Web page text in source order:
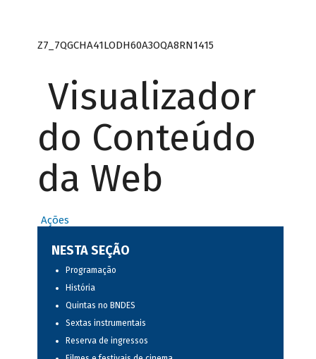
Z7_7QGCHA41LODH60A3OQA8RN1415
Visualizador
do Conteúdo
da Web
Ações
NESTA SEÇÃO
Programação
História
Quintas no BNDES
Sextas instrumentais
Reserva de ingressos